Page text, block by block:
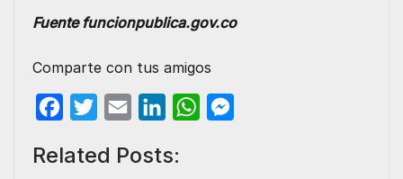
Fuente funcionpublica.gov.co
Comparte con tus amigos
c
i
a
n
W
Related Posts: